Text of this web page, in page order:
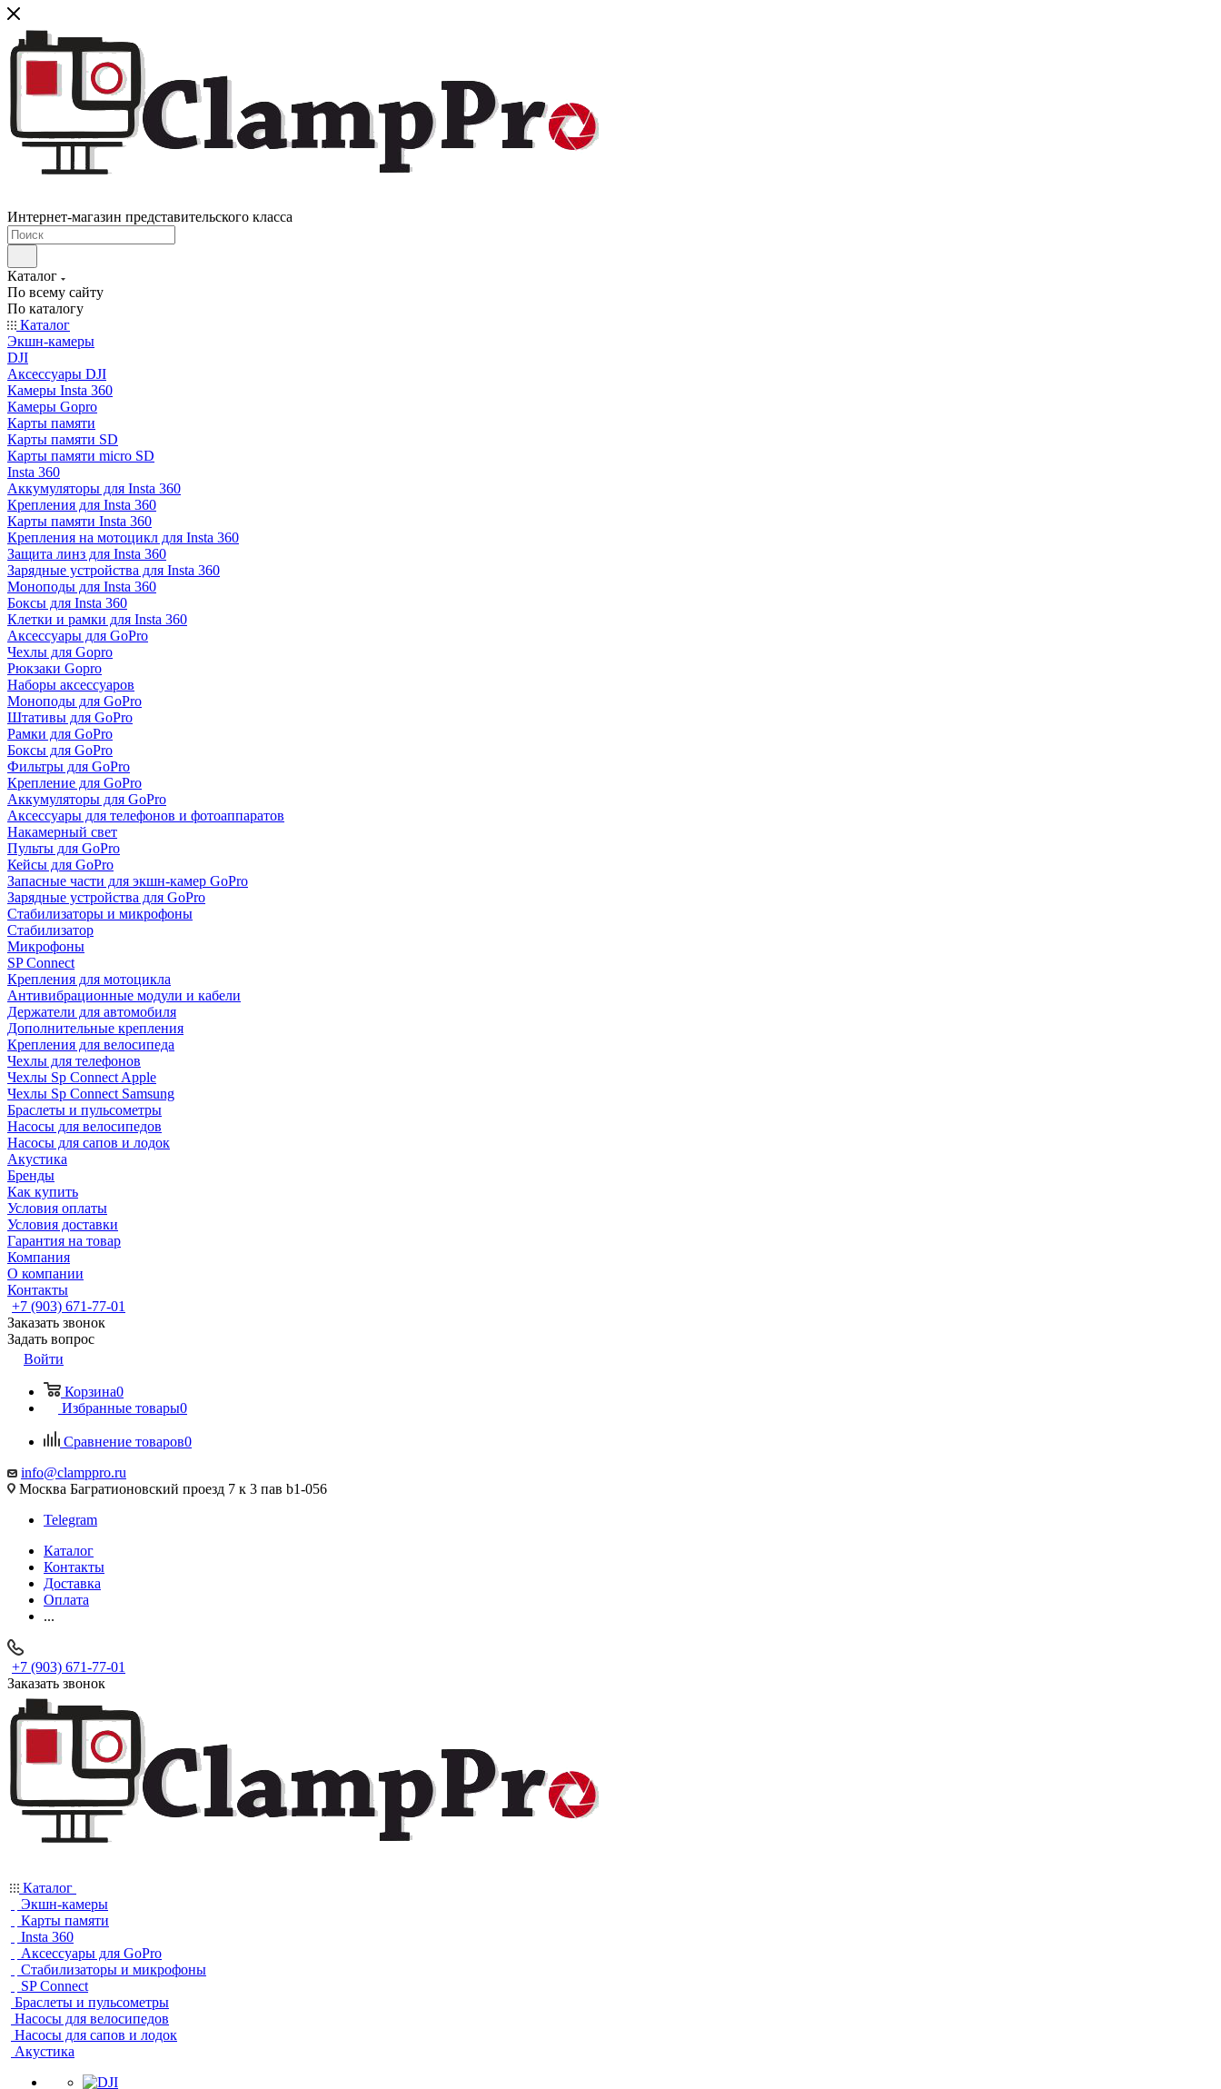
Интернет-магазин представительского класса
Каталог
По всему сайту
По каталогу
Каталог
Экшн-камеры
DJI
Аксессуары DJI
Камеры Insta 360
Камеры Gopro
Карты памяти
Карты памяти SD
Карты памяти micro SD
Insta 360
Аккумуляторы для Insta 360
Крепления для Insta 360
Карты памяти Insta 360
Крепления на мотоцикл для Insta 360
Защита линз для Insta 360
Зарядные устройства для Insta 360
Моноподы для Insta 360
Боксы для Insta 360
Клетки и рамки для Insta 360
Аксессуары для GoPro
Чехлы для Gopro
Рюкзаки Gopro
Наборы аксессуаров
Моноподы для GoPro
Штативы для GoPro
Рамки для GoPro
Боксы для GoPro
Фильтры для GoPro
Крепление для GoPro
Аккумуляторы для GoPro
Аксессуары для телефонов и фотоаппаратов
Накамерный свет
Пульты для GoPro
Кейсы для GoPro
Запасные части для экшн-камер GoPro
Зарядные устройства для GoPro
Стабилизаторы и микрофоны
Стабилизатор
Микрофоны
SP Connect
Крепления для мотоцикла
Антивибрационные модули и кабели
Держатели для автомобиля
Дополнительные крепления
Крепления для велосипеда
Чехлы для телефонов
Чехлы Sp Connect Apple
Чехлы Sp Connect Samsung
Браслеты и пульсометры
Насосы для велосипедов
Насосы для сапов и лодок
Акустика
Бренды
Как купить
Условия оплаты
Условия доставки
Гарантия на товар
Компания
О компании
Контакты
+7 (903) 671-77-01
Заказать звонок
Задать вопрос
Войти
Корзина0
Избранные товары0
Сравнение товаров0
info@clamppro.ru
Москва Багратионовский проезд 7 к 3 пав b1-056
Telegram
Каталог
Контакты
Доставка
Оплата
...
+7 (903) 671-77-01
Заказать звонок
Каталог
Экшн-камеры
Карты памяти
Insta 360
Аксессуары для GoPro
Стабилизаторы и микрофоны
SP Connect
Браслеты и пульсометры
Насосы для велосипедов
Насосы для сапов и лодок
Акустика